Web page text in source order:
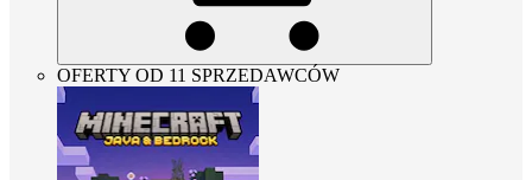
OFERTY OD 11 SPRZEDAWCÓW